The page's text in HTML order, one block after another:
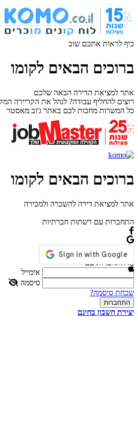
כיף לראות אתכם שוב
ברוכים הבאים לקומו
אתר למציאת הדירה הבאה שלכם
רוצים להחליף עבודה? לנהל את הקריירה
כל המשרות מחכות לכם באתר ג'וב מאסטר
או התחברות עם
אימייל
סיסמה
שכחת סיסמה?
יצירת חשבון בחינם
התחברות עם רשתות חברתיות
ברוכים הבאים לקומו
אתר למציאת דירה להשכרה ולמכירה